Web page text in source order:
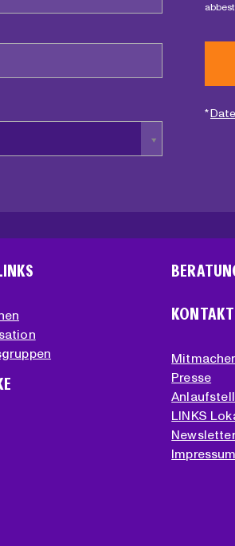
*
KONTAKT
Presse
LINKS
Impressum